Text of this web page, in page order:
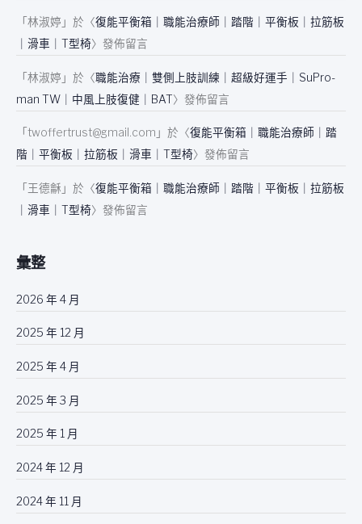
「 林淑婷 」於〈復能平衡箱｜職能治療師｜踏階｜平衡板｜拉筋板
｜滑車｜T型椅〉發佈留言
「 林淑婷 」於〈職能治療｜雙側上肢訓練｜超級好運手｜SuPro-
man TW｜中風上肢復健｜BAT〉發佈留言
「 twoffertrust@gmail.com 」於〈復能平衡箱｜職能治療師｜踏
階｜平衡板｜拉筋板｜滑車｜T型椅〉發佈留言
「 王德龢 」於〈復能平衡箱｜職能治療師｜踏階｜平衡板｜拉筋板
｜滑車｜T型椅〉發佈留言
彙整
2026 年 4 月
2025 年 12 月
2025 年 4 月
2025 年 3 月
2025 年 1 月
2024 年 12 月
2024 年 11 月